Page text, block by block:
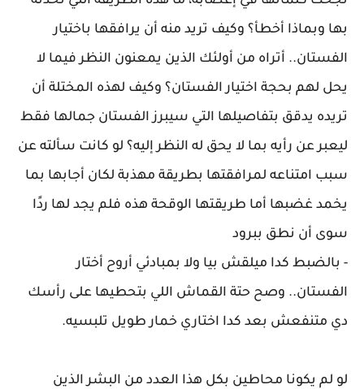
بها وبماذا أخطأ؟ وكيف تريد منه أن يرافقها باختيار
الفستان.. أتراه من أولئك الذين يمعنون النظر فيما لا
يحل لهم بحجة اختيار الفستان؟ وكيف لهذه المختلة أن
تريده يدقق بتفاصيلها التي سيبرز الفستان جمالها فقط
ليعبر عن رأيه بما لا يحق له النظر إليه؟ لو كانت سألته عن
سبب امتناعه لمرافقتها بطريقة مهذبة لكان أجابها بما
يخمد غضبها أما طريقتها الوقحة هذه فلم يجد لها ردًا
سوى أن نطق ببرود
- بالضبط كدا ميلقش بيا ولا بمبادئي أروح أختار
الفستان.. وصح حتة القماش اللي بتحطيها على رأسك
دي متنفعش بعد كدا اختاري خمار طويل تلبسيه.
لو لم يكونا محاطين بكل هذا العدد من البشر الذين